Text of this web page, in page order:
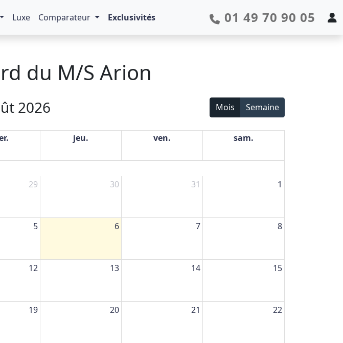
Luxe Comparateur Exclusivités 01 49 70 90 05
du M/S Arion
2026 Mois Semaine
jeu. ven. sam.
29 30 31 1
5 6 7 8
12 13 14 15
19 20 21 22